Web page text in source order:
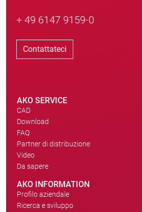
+ 49 6147 9159-0
Contattateci
AKO SERVICE
CAD
Download
FAQ
Partner di distribuzione
Video
Da sapere
AKO INFORMATION
Profilo aziendale
Ricerca e sviluppo